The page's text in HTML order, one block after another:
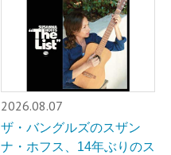
2026.08.07
ザ・バングルズのスザン
ナ・ホフス、14年ぶりのス